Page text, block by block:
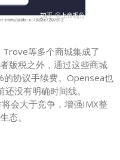
等多个商城集成了
版税之外，通过这些商城
的协议手续费。Opensea也
没有明确时间线。
会大于竞争，增强IMX整
态。